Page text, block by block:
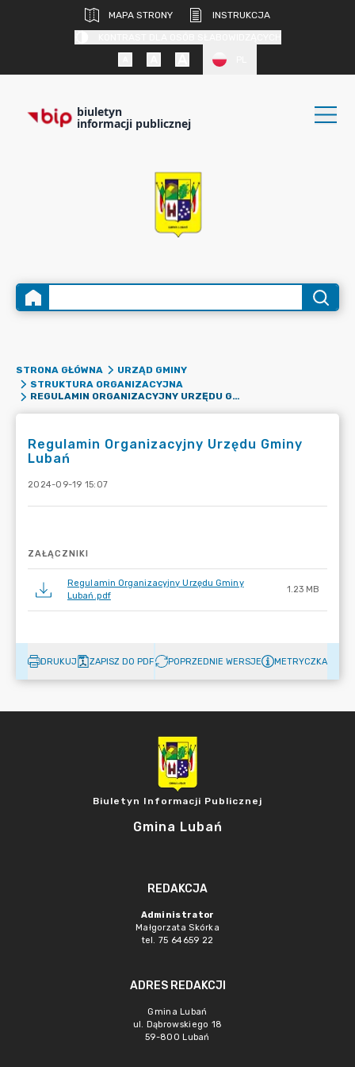
MAPA STRONY
INSTRUKCJA
biuletyn
informacji publicznej
STRONA GŁÓWNA
URZĄD GMINY
STRUKTURA ORGANIZACYJNA
REGULAMIN ORGANIZACYJNY URZĘDU GMINY LUBAŃ
Regulamin Organizacyjny Urzędu Gminy
Lubań
2024-09-19 15:07
ZAŁĄCZNIKI
Regulamin Organizacyjny Urzędu Gminy
Lubań.pdf
1.23 MB
DRUKUJ ZAPISZ DO PDF POPRZEDNIE WERSJE METRYCZKA
Biuletyn Informacji Publicznej
Gmina Lubań
REDAKCJA
Administrator
Małgorzata Skórka
tel. 75 64659 22
ADRES REDAKCJI
Gmina Lubań
ul. Dąbrowskiego 18
59-800 Lubań